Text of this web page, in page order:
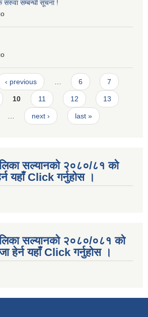
सरुवा सम्बन्धी सूचना !
‹ previous … 6 7
10 11 12 13
… next › last »
सल्यानको २०८०/८१ को
यहाँ Click गर्नुहोस ।
सल्यानको २०८०/०८१ को
हेर्न यहाँ Click गर्नुहोस ।